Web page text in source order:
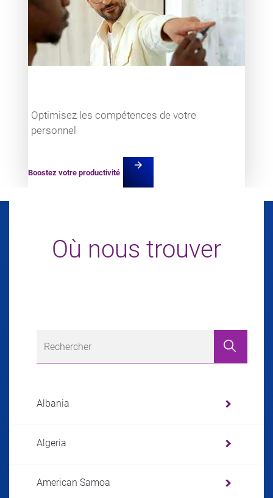
Optimisez les compétences de votre
personnel
Boostez votre productivité
arrow_forward
Où nous trouver
Albania
Algeria
American Samoa